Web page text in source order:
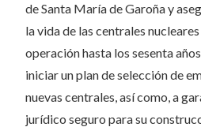
de Santa María de Garoña y
la vida de las centrales
operación hasta los sesenta
iniciar un plan de selección de
nuevas centrales, así como, a
jurídico seguro para su